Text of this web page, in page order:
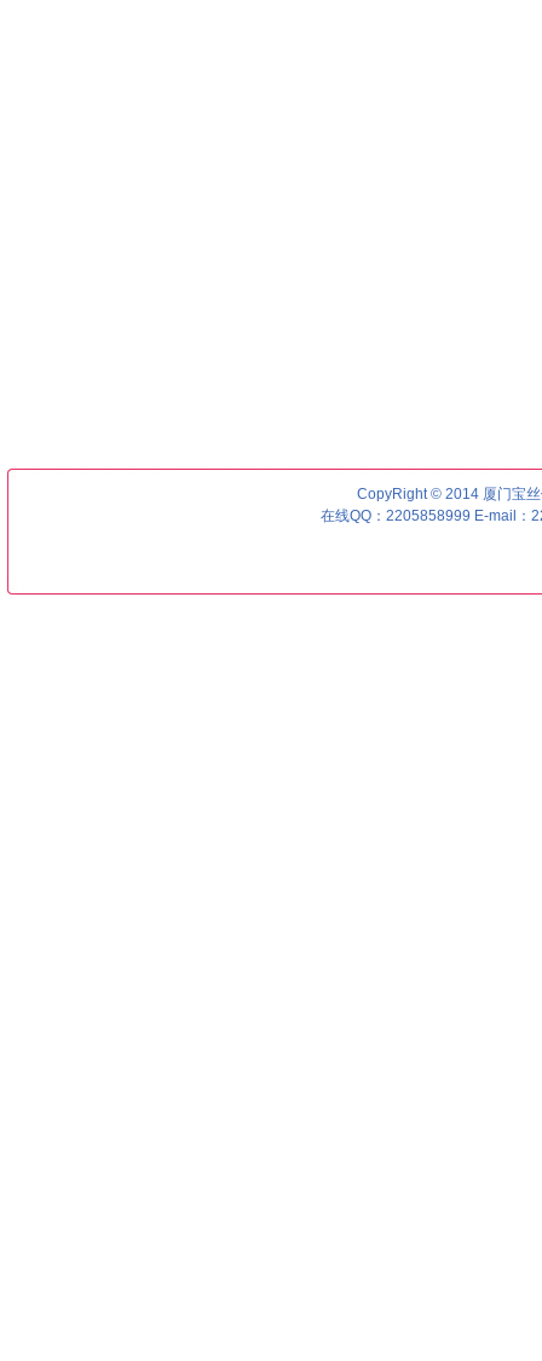
CopyRight © 2014 厦门宝
在线QQ：2205858999 E-mail：